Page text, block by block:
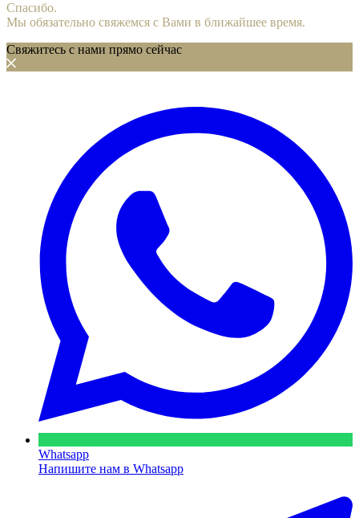
Спасибо.
Мы обязательно свяжемся с Вами в ближайшее время.
Свяжитесь с нами прямо сейчас
Whatsapp
Напишите нам в Whatsapp